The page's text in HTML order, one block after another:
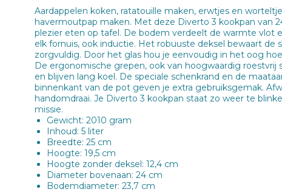
Aardappelen koken, ratatouille maken, erwtjes en
havermoutpap maken. Met deze Diverto 3 kookpan van
plezier eten op tafel. De bodem verdeelt de warmte vlot
elk fornuis, ook inductie. Het robuuste deksel bewaart de
zorgvuldig. Door het glas hou je eenvoudig in het oog
De ergonomische grepen, ook van hoogwaardig roestvrij
en blijven lang koel. De speciale schenkrand en de
binnenkant van de pot geven je extra gebruiksgemak.
handomdraai. Je Diverto 3 kookpan staat zo weer te
missie.
Gewicht: 2010 gram
Inhoud: 5 liter
Breedte: 25 cm
Hoogte: 19,5 cm
Hoogte zonder deksel: 12,4 cm
Diameter bovenaan: 24 cm
Bodemdiameter: 23,7 cm